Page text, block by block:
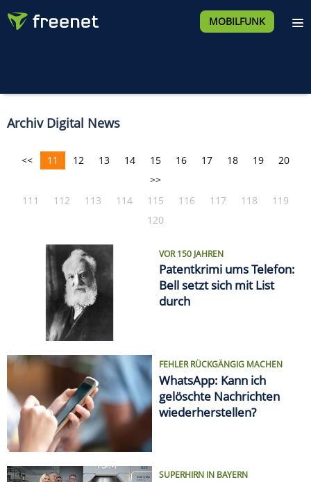
MOBILFUNK
Archiv Digital News
<< 11 12 13 14 15 16 17 18 19
20
>>
111
112 113 114 115 116 117 118
119
120
VOR 150 JAHREN
Patentkrimi ums Telefon:
Bell setzt sich mit List
durch
FEHLER RÜCKGÄNGIG MACHEN
WhatsApp: Kann ich
gelöschte Nachrichten
wiederherstellen?
SUPERHIRN IN BAYERN